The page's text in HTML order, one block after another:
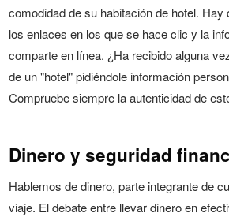
comodidad de su habitación de hotel. Hay
los enlaces en los que se hace clic y la
comparte en línea. ¿Ha recibido alguna
de un "hotel" pidiéndole información
Compruebe siempre la autenticidad de
Dinero y seguridad
Hablemos de dinero, parte integrante de
viaje. El debate entre llevar dinero en